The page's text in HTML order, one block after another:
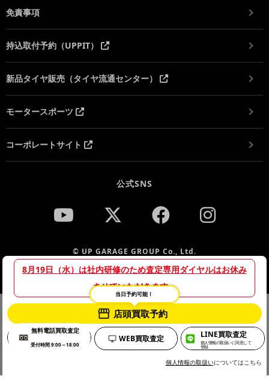
8月19日（水）は社内研修のため査定専用ダイヤルはお休み
させていただきます。
当日予約可能！
店頭買取予約
無料電話買取査定
受付時間 9:00～18:00
WEB買取査定 LINE買取査定
個人情報の取扱いに同意して
登録
個人情報の取扱いについてはこちら
免責事項
持込取付予約（UPPIT）
新品タイヤ販売（タイヤ流通センター）
モータースポーツ
コーポレートサイト
公式SNS
© UP GARAGE GROUP Co., Ltd.
当サイトでは、サイトの利便性向上や利用状況の分析のために
Cookieを使用しています。詳細は「プライバシーポリシー」をご
確認のうえ、Cookieの使用にご同意ください。